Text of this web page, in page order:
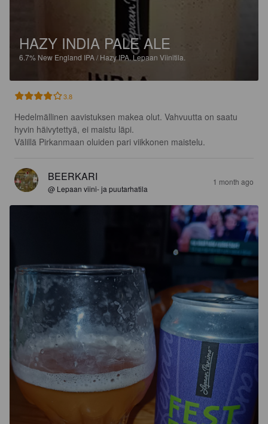
HAZY INDIA PALE ALE
6.7% New England IPA / Hazy IPA. Lepaan Viinitila.
3.8
Hedelmällinen aavistuksen makea olut. Vahvuutta on saatu
hyvin häivytettyä, ei maistu läpi.
Välillä Pirkanmaan oluiden pari viikkonen maistelu.
BEERKARI
@ Lepaan viini- ja puutarhatila
1 month ago